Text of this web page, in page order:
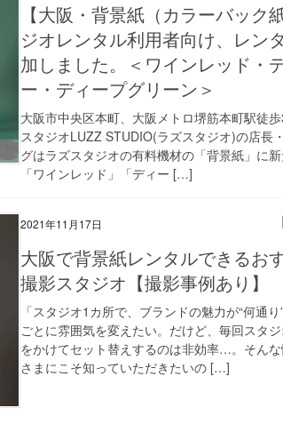
【大阪・背景紙（カラーバック
ジオレンタル利用者向け、レン
加しました。＜ワインレッド・
ー・ディープグリーン＞
大阪市中央区本町、大阪メトロ堺筋本町駅徒
スタジオLUZZ STUDIO(ラズスタジオ)の店長
グはラズスタジオの有料機材の「背景紙」に新
「ワインレッド」「ディー […]
2021年11月17日
大阪で背景紙レンタルできるお
撮影スタジオ【撮影事例あり】
「スタジオ1カ所で、ブランドの魅力が“何通
ごとに雰囲気を変えたい。だけど、毎回スタ
をかけてセット替えするのは非効率…。そん
さまにこそ知っていただきたいの […]